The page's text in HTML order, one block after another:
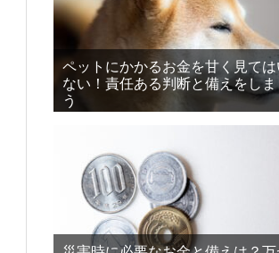
ペットにかかるお金を甘く見ては
ない！責任ある判断と備えをしま
う